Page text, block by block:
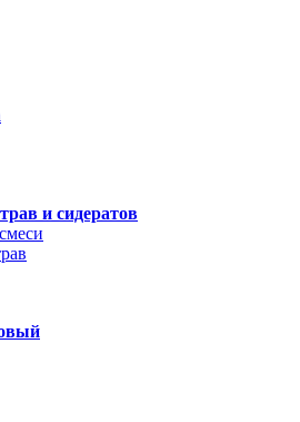
и сидератов